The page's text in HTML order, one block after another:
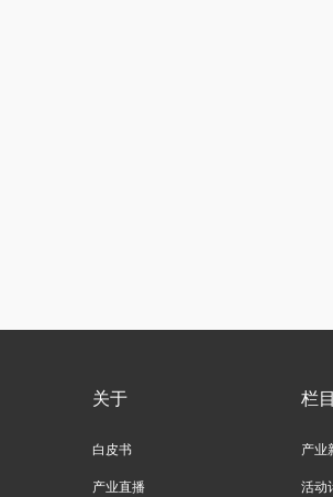
关于
白皮书
产业直播
栏目
产业
活动